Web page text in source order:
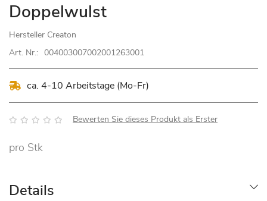
springen
Doppelwulst
Hersteller Creaton
Art. Nr.: 004003007002001263001
ca. 4-10 Arbeitstage (Mo-Fr)
Bewertung: Bewerten Sie dieses Produkt als Erster
pro Stk
Details